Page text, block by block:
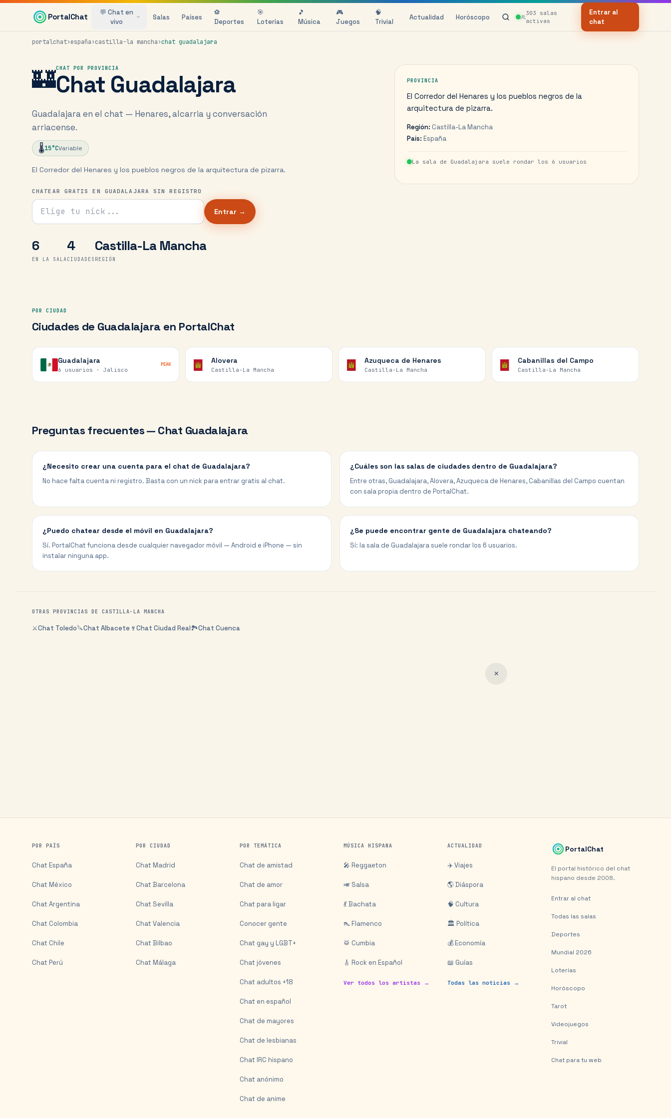
Saltar al contenido principal
PortalChat
💬 Chat en
vivo
Salas Países
⚽
Deportes
🎯
Loterías
🎵
Música
🎮
Juegos
🧠
Trivial
Actualidad Horóscopo 303 salas
activas
Entrar al
chat
portalchat›españa›castilla-la mancha›chat guadalajara
🏰CHAT POR PROVINCIA
Chat Guadalajara
Guadalajara en el chat — Henares, alcarria y conversación
arriacense.
🌡️15°CVariable
El Corredor del Henares y los pueblos negros de la arquitectura de pizarra.
CHATEAR GRATIS EN GUADALAJARA SIN REGISTRO
Tu nick para el chat
Entrar →
6
EN LA SALA
4
CIUDADES
Castilla-La Mancha
REGIÓN
PROVINCIA
El Corredor del Henares y los pueblos negros de la
arquitectura de pizarra.
Región: Castilla-La Mancha
País: España
La sala de Guadalajara suele rondar los 6 usuarios
POR CIUDAD
Ciudades de Guadalajara en PortalChat
Guadalajara
6 usuarios · Jalisco
PEAK Alovera
Castilla-La Mancha
Azuqueca de Henares
Castilla-La Mancha
Cabanillas del Campo
Castilla-La Mancha
Preguntas frecuentes — Chat Guadalajara
¿Necesito crear una cuenta para el chat de Guadalajara?
No hace falta cuenta ni registro. Basta con un nick para entrar gratis al chat.
¿Cuáles son las salas de ciudades dentro de Guadalajara?
Entre otras, Guadalajara, Alovera, Azuqueca de Henares, Cabanillas del Campo cuentan
con sala propia dentro de PortalChat.
¿Puedo chatear desde el móvil en Guadalajara?
Sí. PortalChat funciona desde cualquier navegador móvil — Android e iPhone — sin
instalar ninguna app.
¿Se puede encontrar gente de Guadalajara chateando?
Sí: la sala de Guadalajara suele rondar los 6 usuarios.
OTRAS PROVINCIAS DE CASTILLA-LA MANCHA
⚔️Chat Toledo🔪Chat Albacete 🍷Chat Ciudad Real🏞️Chat Cuenca
✕
POR PAÍS
Chat España
Chat México
Chat Argentina
Chat Colombia
Chat Chile
Chat Perú
POR CIUDAD
Chat Madrid
Chat Barcelona
Chat Sevilla
Chat Valencia
Chat Bilbao
Chat Málaga
POR TEMÁTICA
Chat de amistad
Chat de amor
Chat para ligar
Conocer gente
Chat gay y LGBT+
Chat jóvenes
Chat adultos +18
Chat en español
Chat de mayores
Chat de lesbianas
Chat IRC hispano
Chat anónimo
Chat de anime
MÚSICA HISPANA
🎤 Reggaeton
🎺 Salsa
💃 Bachata
👠 Flamenco
🥁 Cumbia
🎸 Rock en Español
Ver todos los artistas →
ACTUALIDAD
✈️ Viajes
🌎 Diáspora
🧠 Cultura
🏛️ Política
💰 Economía
📖 Guías
Todas las noticias →
PortalChat
El portal histórico del chat
hispano desde 2008.
Entrar al chat
Todas las salas
Deportes
Mundial 2026
Loterías
Horóscopo
Tarot
Videojuegos
Trivial
Chat para tu web